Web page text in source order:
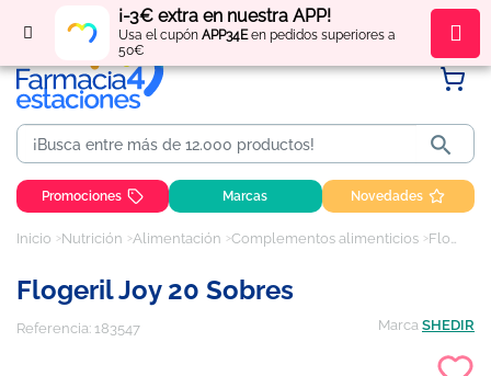
¡-3€ extra en nuestra APP!
Usa el cupón APP34Een pedidos superiores a
50€
Regístratey obténpuntos por tus compras

Promociones Marcas Novedades
Inicio Nutrición Alimentación Complementos alimenticios Flogeril Joy 20 sobres
Flogeril Joy 20 Sobres
Referencia: 183547 Marca SHEDIR